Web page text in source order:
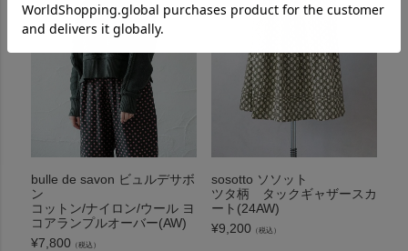
bulle de savon ビュルデサボ
ン
コットン/ナイロン/ウール ヨ
コアランプルオーバー(AW)
¥7,800 （税込）
sosotto ソソット
ツタ柄 タックギャザースカ
ート(24AW)
¥9,200 （税込）